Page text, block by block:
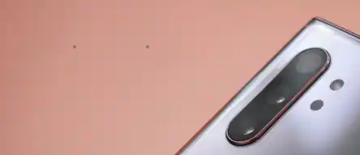
सैमसंग का मेंटेनेंस मोड क्या है और कैसे
सैमसंगने अपने गैलेक्सी डिवाइसों